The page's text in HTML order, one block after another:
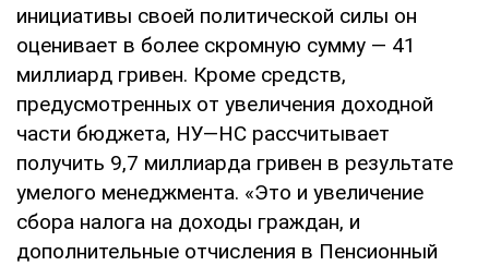
инициативы своей политической силы он
оценивает в более скромную сумму — 41
миллиард гривен. Кроме средств,
предусмотренных от увеличения доходной
части бюджета, НУ—НС рассчитывает
получить 9,7 миллиарда гривен в результате
умелого менеджмента. «Это и увеличение
сбора налога на доходы граждан, и
дополнительные отчисления в Пенсионный